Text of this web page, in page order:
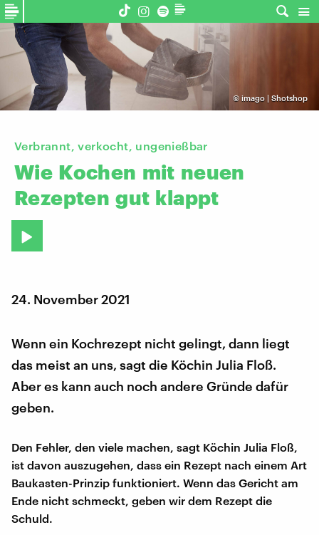
© imago | Shotshop
Verbrannt, verkocht, ungenießbar
Wie Kochen mit neuen
Rezepten gut klappt
24. November 2021
Wenn ein Kochrezept nicht gelingt, dann liegt
das meist an uns, sagt die Köchin Julia Floß.
Aber es kann auch noch andere Gründe dafür
geben.
Den Fehler, den viele machen, sagt Köchin Julia Floß,
ist davon auszugehen, dass ein Rezept nach einem Art
Baukasten-Prinzip funktioniert. Wenn das Gericht am
Ende nicht schmeckt, geben wir dem Rezept die
Schuld.